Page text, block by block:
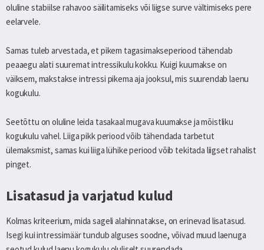
oluline stabiilse rahavoo säilitamiseks või liigse surve vältimiseks pere
eelarvele.
Samas tuleb arvestada, et pikem tagasimakseperiood tähendab
peaaegu alati suuremat intressikulu kokku. Kuigi kuumakse on
väiksem, makstakse intressi pikema aja jooksul, mis suurendab laenu
kogukulu.
Seetõttu on oluline leida tasakaal mugava kuumakse ja mõistliku
kogukulu vahel. Liiga pikk periood võib tähendada tarbetut
ülemaksmist, samas kui liiga lühike periood võib tekitada liigset rahalist
pinget.
Lisatasud ja varjatud kulud
Kolmas kriteerium, mida sageli alahinnatakse, on erinevad lisatasud.
Isegi kui intressimäär tundub alguses soodne, võivad muud laenuga